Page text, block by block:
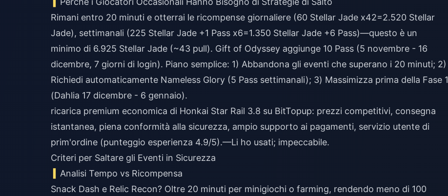
Rimani entro 20 minuti e otterrai le ricompense giornaliere (60 Stellar Jade x42=2.520 Stellar
Jade), settimanali (225 Stellar Jade +1 Pass x6=1.350 Stellar Jade +6 Pass)—questo è un
minimo di 6.925 Stellar Jade (~43 pull). Gift of Odyssey aggiunge 10 Pass (5 novembre - 16
dicembre, 7 giorni di login). Piano semplice: 1) Abbandona gli eventi che superano i 20 minuti; 2)
Richiedi automaticamente Nameless Glory (5 Pass settimanali); 3) Massimizza prima della Fase 1
(Dahlia 17 dicembre - 6 gennaio).
ricarica premium economica di Honkai Star Rail 3.8 su BitTopup: prezzi competitivi, consegna
istantanea, piena conformità alla sicurezza, ampio supporto ai pagamenti, servizio utente di
prim'ordine (punteggio esperienza 4.9/5).—Li ho usati; impeccabile.
Criteri per Saltare gli Eventi in Sicurezza
Analisi Tempo vs Ricompensa
Snack Dash e Relic Recon? Oltre 20 minuti per minigiochi o farming, rendendo meno di 100